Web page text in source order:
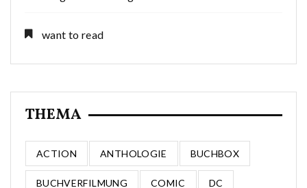
want to read
THEMA
ACTION ANTHOLOGIE BUCHBOX
BUCHVERFILMUNG COMIC DC